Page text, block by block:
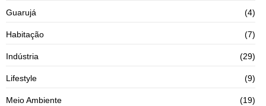
Guarujá (4)
Habitação (7)
Indústria (29)
Lifestyle (9)
Meio Ambiente (19)